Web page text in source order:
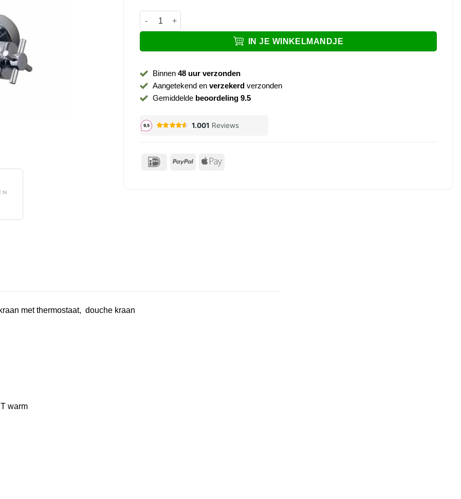
Douchekraan Cross cooltouch chroom aantal
IN JE WINKELMANDJE
Binnen48 uur verzonden
Aangetekend enverzekerd verzonden
Gemiddelde beoordeling 9.5
IDeal PayPal Apple
met thermostaat, douche kraan
warm